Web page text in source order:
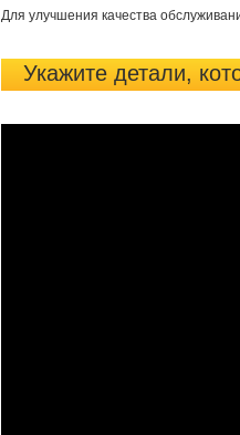
Для улучшения качества
Укажите детали,